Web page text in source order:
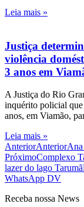
Leia mais »
Justiça
violência
3 anos em
A Justiça do Rio
inquérito policial
anos, em Viamão,
Leia mais »
AnteriorAnteriorAna
PróximoComplexo
lazer do lago Tarumã
WhatsApp DV
Receba nossa News